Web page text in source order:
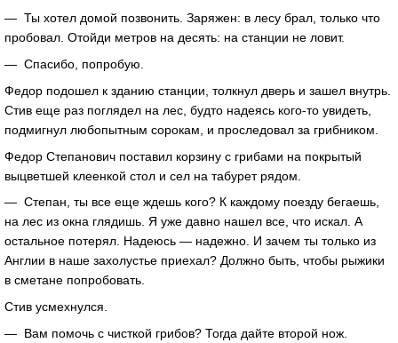
— Ты хотел домой позвонить. Заряжен: в лесу брал, только что
пробовал. Отойди метров на десять: на станции не ловит.
— Спасибо, попробую.
Федор подошел к зданию станции, толкнул дверь и зашел внутрь.
Стив еще раз поглядел на лес, будто надеясь кого-то увидеть,
подмигнул любопытным сорокам, и проследовал за грибником.
Федор Степанович поставил корзину с грибами на покрытый
выцветшей клеенкой стол и сел на табурет рядом.
— Степан, ты все еще ждешь кого? К каждому поезду бегаешь,
на лес из окна глядишь. Я уже давно нашел все, что искал. А
остальное потерял. Надеюсь — надежно. И зачем ты только из
Англии в наше захолустье приехал? Должно быть, чтобы рыжики
в сметане попробовать.
Стив усмехнулся.
— Вам помочь с чисткой грибов? Тогда дайте второй нож.